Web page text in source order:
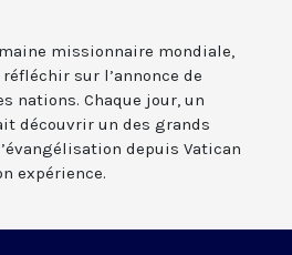
missionnaire mondiale,
réfléchir sur l’annonce de
nations. Chaque jour, un
découvrir un des grands
depuis Vatican
expérience.